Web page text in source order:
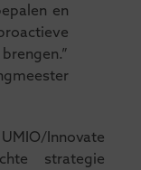
en
Innovate
strategie